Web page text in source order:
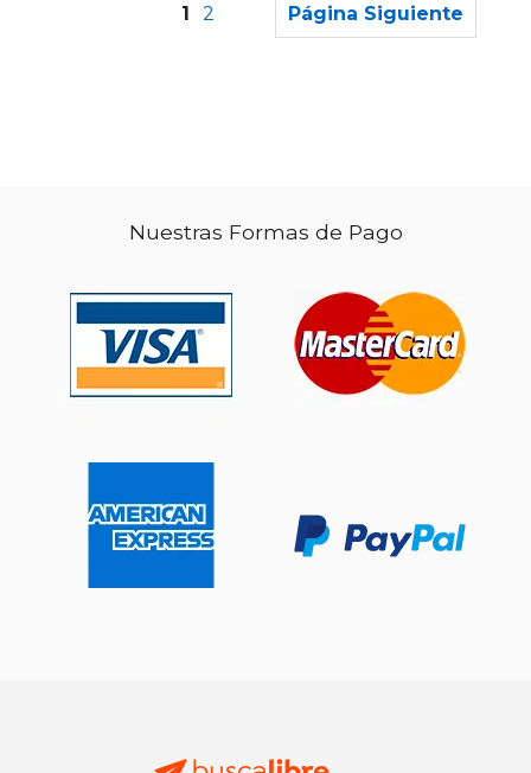
50% $ 62.12
$ 31.06
50%
dcto.
1 2 Página Siguiente
Nuestras Formas de Pago